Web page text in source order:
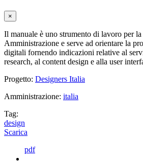
×
Il manuale è uno strumento di lavoro per
Amministrazione e serve ad orientare la
digitali fornendo indicazioni relative al
research, al content design e alla user
Progetto: Designers Italia
Amministrazione: italia
Tag:
design
Scarica
pdf